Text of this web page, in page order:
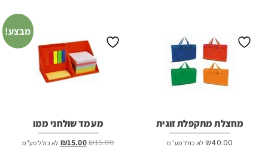
מחצלת מתקפלת זוגית
₪40.00 לא כולל מע"מ
מבצע!
מעמד שולחני ממו
₪16.00
המחיר₪15.00 המחיר
לא כולל מע"מ